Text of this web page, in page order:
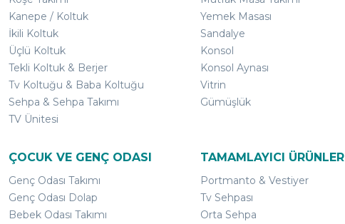
Kanepe / Koltuk
İkili Koltuk
Üçlü Koltuk
Tekli Koltuk & Berjer
Tv Koltuğu & Baba Koltuğu
Sehpa & Sehpa Takımı
TV Ünitesi
Yemek Masası
Sandalye
Konsol
Konsol Aynası
Vitrin
Gümüşlük
ÇOCUK VE GENÇ ODASI
Genç Odası Takımı
Genç Odası Dolap
Bebek Odası Takımı
TAMAMLAYICI ÜRÜNLER
Portmanto & Vestiyer
Tv Sehpası
Orta Sehpa